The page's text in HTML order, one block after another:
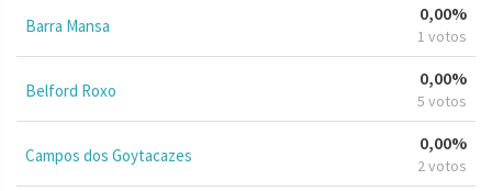
Barra Mansa
0,00%
1 votos
Belford Roxo
0,00%
5 votos
Campos dos Goytacazes
0,00%
2 votos